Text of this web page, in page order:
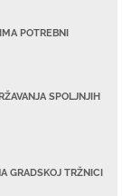
POTREBNI
SPOLJNJIH
GRADSKOJ TRŽNICI